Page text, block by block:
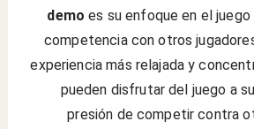
demo es su enfoque en el juego
competencia con otros
experiencia más relajada y
pueden disfrutar del juego a
presión de competir contra